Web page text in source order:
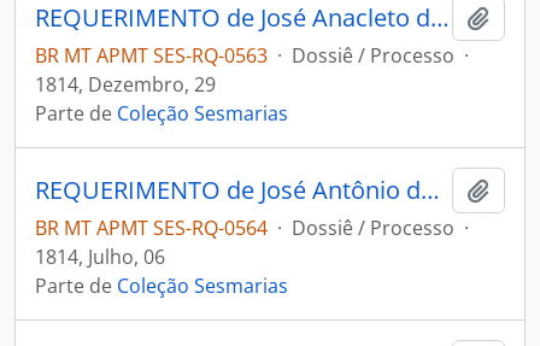
REQUERIMENTO de José Anacleto de Barros ao Governador e Capitão-General da Capitania de Mato Grosso João Carlos Augusto D' Oeynhausen e Gravemberg.
BR MT APMT SES-RQ-0563 · Dossiê / Processo ·
1814, Dezembro, 29
Parte de Coleção Sesmarias
REQUERIMENTO de José Antônio da Cunha ao Governador e Capitão-General da Capitania de Mato Grosso João Carlos Augusto D'Oeynhausen e Gravemberg.
BR MT APMT SES-RQ-0564 · Dossiê / Processo ·
1814, Julho, 06
Parte de Coleção Sesmarias